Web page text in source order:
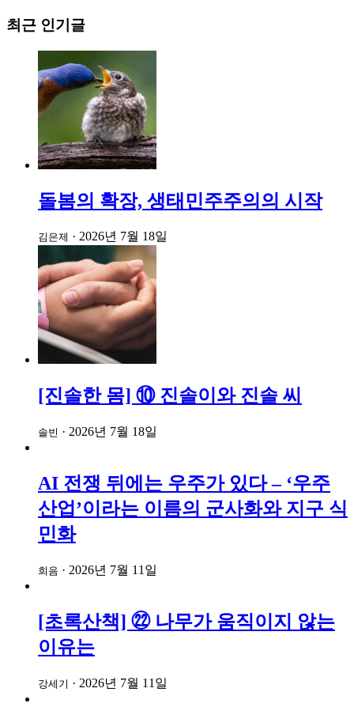
최근 인기글
돌봄의 확장, 생태민주주의의 시작
김은제 · 2026년 7월 18일
[진솔한 몸] ⑩ 진솔이와 진솔 씨
솔빈 · 2026년 7월 18일
AI 전쟁 뒤에는 우주가 있다 – ‘우주
산업’이라는 이름의 군사화와 지구 식
민화
희음 · 2026년 7월 11일
[초록산책] ㉒ 나무가 움직이지 않는
이유는
강세기 · 2026년 7월 11일